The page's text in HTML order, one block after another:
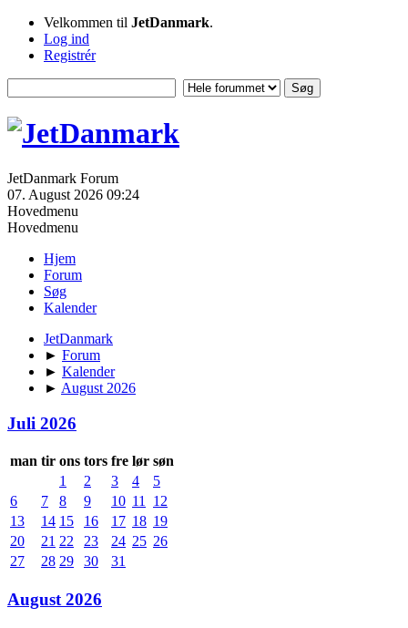
Velkommen til JetDanmark.
Log ind
Registrér
JetDanmark Forum
07. August 2026 09:24
Hovedmenu
Hovedmenu
Hjem
Forum
Søg
Kalender
JetDanmark
► Forum
► Kalender
► August 2026
Juli 2026
man tir ons tors fre lør søn
1
2 3 4
5
6
7 8 9 10 11
12
13
14 15 16 17 18 19
20
21 22 23 24 25 26
27
28 29 30 31
August 2026